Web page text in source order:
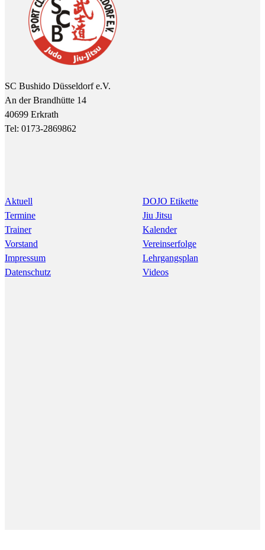
SC Bushido Düsseldorf e.V.
An der Brandhütte 14
40699 Erkrath
Tel: 0173-2869862
Aktuell
Termine
Trainer
Vorstand
Impressum
Datenschutz
DOJO Etikette
Jiu Jitsu
Kalender
Vereinserfolge
Lehrgangsplan
Videos